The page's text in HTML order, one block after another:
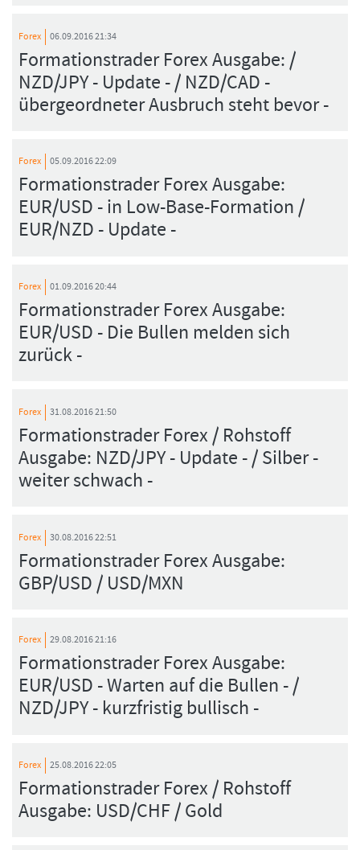
Forex 06.09.2016 21:34
Formationstrader Forex Ausgabe: /
NZD/JPY - Update - / NZD/CAD -
übergeordneter Ausbruch steht bevor -
Forex 05.09.2016 22:09
Formationstrader Forex Ausgabe:
EUR/USD - in Low-Base-Formation /
EUR/NZD - Update -
Forex 01.09.2016 20:44
Formationstrader Forex Ausgabe:
EUR/USD - Die Bullen melden sich
zurück -
Forex 31.08.2016 21:50
Formationstrader Forex / Rohstoff
Ausgabe: NZD/JPY - Update - / Silber -
weiter schwach -
Forex 30.08.2016 22:51
Formationstrader Forex Ausgabe:
GBP/USD / USD/MXN
Forex 29.08.2016 21:16
Formationstrader Forex Ausgabe:
EUR/USD - Warten auf die Bullen - /
NZD/JPY - kurzfristig bullisch -
Forex 25.08.2016 22:05
Formationstrader Forex / Rohstoff
Ausgabe: USD/CHF / Gold